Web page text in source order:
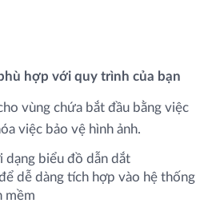
hợp với quy trình của bạn
vùng chứa bắt đầu bằng việc
việc bảo vệ hình ảnh.
dạng biểu đồ dẫn dắt
dễ dàng tích hợp vào hệ thống
mềm